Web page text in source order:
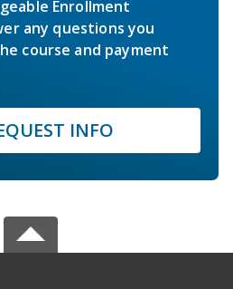
Enrollment
any questions you
course and payment
INFO